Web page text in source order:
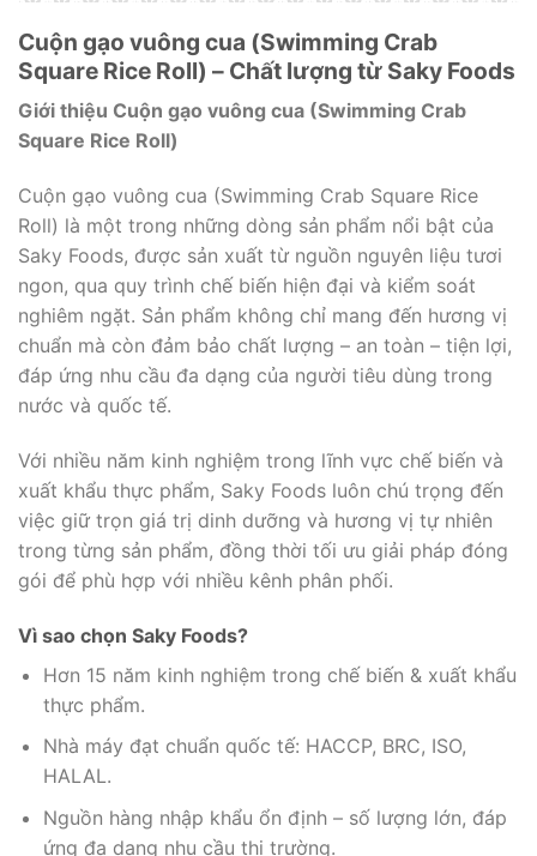
Cuộn gạo vuông cua (Swimming Crab
Square Rice Roll) – Chất lượng từ Saky Foods
Giới thiệu Cuộn gạo vuông cua (Swimming Crab
Square Rice Roll)
Cuộn gạo vuông cua (Swimming Crab Square Rice
Roll) là một trong những dòng sản phẩm nổi bật của
Saky Foods, được sản xuất từ nguồn nguyên liệu tươi
ngon, qua quy trình chế biến hiện đại và kiểm soát
nghiêm ngặt. Sản phẩm không chỉ mang đến hương vị
chuẩn mà còn đảm bảo chất lượng – an toàn – tiện lợi,
đáp ứng nhu cầu đa dạng của người tiêu dùng trong
nước và quốc tế.
Với nhiều năm kinh nghiệm trong lĩnh vực chế biến và
xuất khẩu thực phẩm, Saky Foods luôn chú trọng đến
việc giữ trọn giá trị dinh dưỡng và hương vị tự nhiên
trong từng sản phẩm, đồng thời tối ưu giải pháp đóng
gói để phù hợp với nhiều kênh phân phối.
Vì sao chọn Saky Foods?
Hơn 15 năm kinh nghiệm trong chế biến & xuất khẩu
thực phẩm.
Nhà máy đạt chuẩn quốc tế: HACCP, BRC, ISO,
HALAL.
Nguồn hàng nhập khẩu ổn định – số lượng lớn, đáp
ứng đa dạng nhu cầu thị trường.